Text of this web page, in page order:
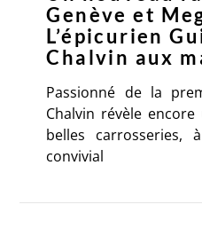
Genève et
L’épicurien
Chalvin aux
Passionné de la
Chalvin révèle
belles carrosseries,
convivial